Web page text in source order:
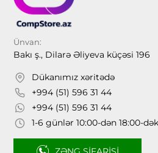
Ünvan:
Bakı ş., Dilarə Əliyeva küçəsi 196
Dükanımız xəritədə
+994 (51) 596 31 44
+994 (51) 596 31 44
1-6 günlər 10:00-dən 18:00-dək